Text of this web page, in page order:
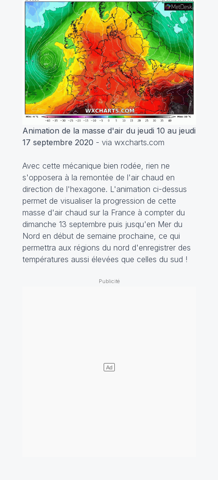
Animation de la masse d'air du jeudi 10 au jeudi
17 septembre 2020 - via wxcharts.com
Avec cette mécanique bien rodée, rien ne
s'opposera à la remontée de l'air chaud en
direction de l'hexagone. L'animation ci-dessus
permet de visualiser la progression de cette
masse d'air chaud sur la France à compter du
dimanche 13 septembre puis jusqu'en Mer du
Nord en début de semaine prochaine, ce qui
permettra aux régions du nord d'enregistrer des
températures aussi élevées que celles du sud !